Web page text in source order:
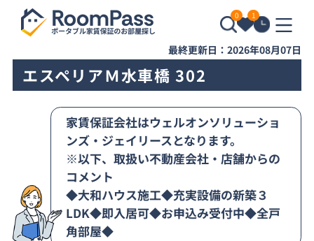
0 1
最終更新日：2026年08月07日
エスペリアＭ水車橋 302
家賃保証会社はウェルオンソリューショ
ンズ・ジェイリースとなります。
※以下、取扱い不動産会社・店舗からの
コメント
◆大和ハウス施工◆充実設備の新築３
LDK◆即入居可◆お申込み受付中◆全戸
角部屋◆